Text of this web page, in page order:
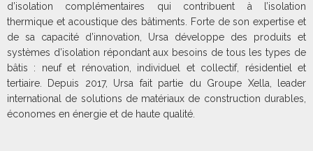
d’isolation complémentaires qui contribuent à l’isolation
thermique et acoustique des bâtiments. Forte de son expertise et
de sa capacité d’innovation, Ursa développe des produits et
systèmes d’isolation répondant aux besoins de tous les types de
bâtis : neuf et rénovation, individuel et collectif, résidentiel et
tertiaire. Depuis 2017, Ursa fait partie du Groupe Xella, leader
international de solutions de matériaux de construction durables,
économes en énergie et de haute qualité.